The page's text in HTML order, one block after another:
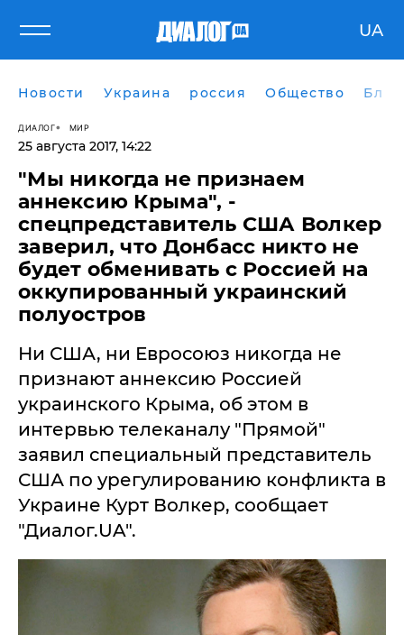
UA
Новости Украина россия Общество
ДИАЛОГ МИР
25 августа 2017, 14:22
"Мы никогда не признаем
аннексию Крыма", -
спецпредставитель США Волкер
заверил, что Донбасс никто не
будет обменивать с Россией на
оккупированный украинский
полуостров
Ни США, ни Евросоюз никогда не
признают аннексию Россией
украинского Крыма, об этом в
интервью телеканалу "Прямой"
заявил специальный представитель
США по урегулированию конфликта в
Украине Курт Волкер, сообщает
"Диалог.UA".